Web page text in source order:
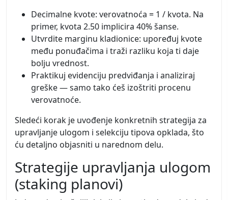
Decimalne kvote: verovatnoća = 1 / kvota. Na
primer, kvota 2.50 implicira 40% šanse.
Utvrdite marginu kladionice: upoređuj kvote
među ponuđačima i traži razliku koja ti daje
bolju vrednost.
Praktikuj evidenciju predviđanja i analiziraj
greške — samo tako ćeš izoštriti procenu
verovatnoće.
Sledeći korak je uvođenje konkretnih strategija za
upravljanje ulogom i selekciju tipova opklada, što
ću detaljno objasniti u narednom delu.
Strategije upravljanja ulogom
(staking planovi)